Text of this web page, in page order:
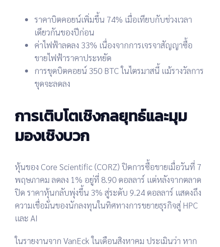
ราคาบิตคอยน์เพิ่มขึ้น 74% เมื่อเทียบกับช่วงเวลา
เดียวกันของปีก่อน
ค่าไฟฟ้าลดลง 33% เนื่องจากการเจรจาสัญญาซื้อ
ขายไฟฟ้าราคาประหยัด
การขุดบิตคอยน์ 350 BTCในไตรมาสนี้ แม้รางวัลการ
ขุดจะลดลง
การเติบโตเชิงกลยุทธ์และมุม
มองเชิงบวก
หุ้นของ Core Scientific (CORZ) ปิดการซื้อขายเมื่อวันที่ 7
พฤษภาคม ลดลง 1% อยู่ที่ 8.90 ดอลลาร์ แต่หลังจากตลาด
ปิด ราคาหุ้นกลับพุ่งขึ้น 3% สู่ระดับ 9.24 ดอลลาร์ แสดงถึง
ความเชื่อมั่นของนักลงทุนในทิศทางการขยายธุรกิจสู่ HPC
และ AI
ในรายงานจาก VanEckในเดือนสิงหาคม ประเมินว่า หาก